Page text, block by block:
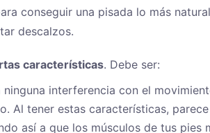
conseguir una pisada lo más
descalzos.
características. Debe ser:
ninguna interferencia con el
Al tener estas características,
así a que los músculos de tus pies